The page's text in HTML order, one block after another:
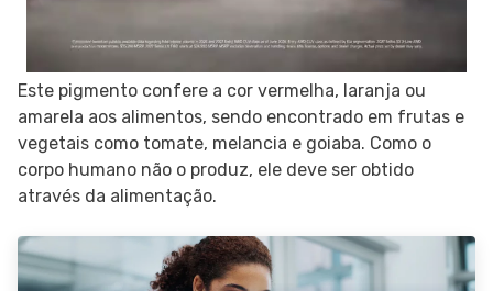
Este pigmento confere a cor vermelha, laranja ou
amarela aos alimentos, sendo encontrado em frutas e
vegetais como tomate, melancia e goiaba. Como o
corpo humano não o produz, ele deve ser obtido
através da alimentação.